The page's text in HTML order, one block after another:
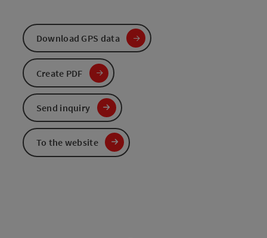
Download GPS data
Create PDF
Send inquiry
To the website